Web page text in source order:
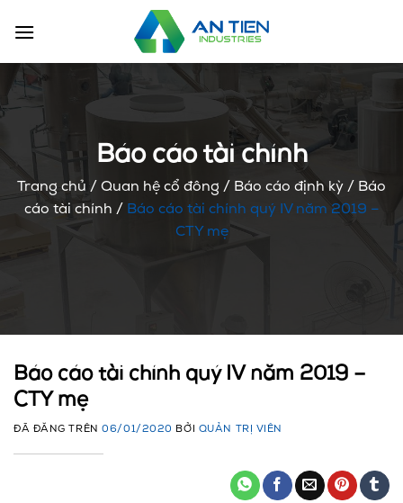
đến
dung
Báo cáo tài chính
Trang chủ / Quan hệ cổ đông / Báo cáo định kỳ / Báo
cáo tài chính / Báo cáo tài chính quý IV năm 2019 –
CTY mẹ
Báo cáo tài chính quý IV năm 2019 –
CTY mẹ
ĐÃ ĐĂNG TRÊN06/01/2020 BỞI QUẢN TRỊ VIÊN